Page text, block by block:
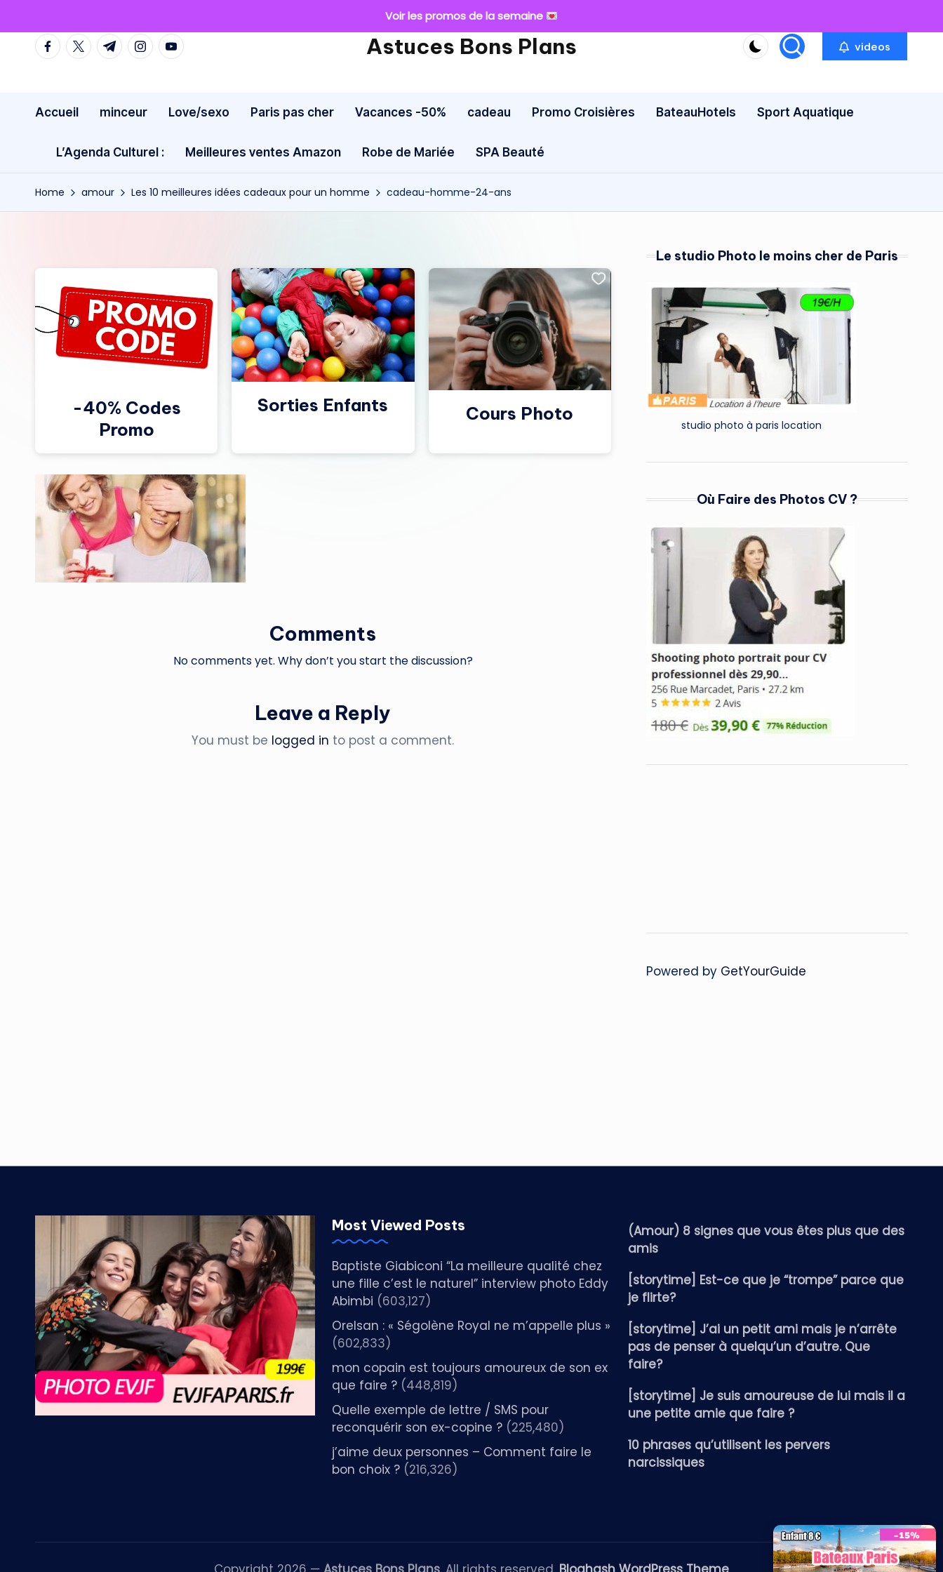
Skip
facebook.com
twitter.com
t.me instagram.com
youtube.com Astuces Bons Plans videos
Accueil minceur Love/sexo Paris pas cher Vacances -50% cadeau Promo Croisières BateauHotels Sport Aquatique
L’Agenda Culturel : Meilleures ventes Amazon Robe de Mariée SPA Beauté
Home amour Les 10 meilleures idées cadeaux pour un homme cadeau-homme-24-ans
-40% Codes
Promo
Sorties Enfants Cours Photo
Comments
No comments yet. Why don’t you start the discussion?
Leave a Reply
You must be logged in to post a comment.
Le studio Photo le moins cher de Paris
studio photo à paris location
Où Faire des Photos CV ?
Powered by GetYourGuide
Most Viewed Posts
Baptiste Giabiconi “La meilleure qualité chez
une fille c’est le naturel” interview photo Eddy
Abimbi (603,127)
Orelsan : « Ségolène Royal ne m’appelle plus »
(602,833)
mon copain est toujours amoureux de son ex
que faire ? (448,819)
Quelle exemple de lettre / SMS pour
reconquérir son ex-copine ? (225,480)
j’aime deux personnes – Comment faire le
bon choix ? (216,326)
(Amour) 8 signes que vous êtes plus que des
amis
[storytime] Est-ce que je “trompe” parce que
je flirte?
[storytime] J’ai un petit ami mais je n’arrête
pas de penser à quelqu’un d’autre. Que
faire?
[storytime] Je suis amoureuse de lui mais il a
une petite amie que faire ?
10 phrases qu’utilisent les pervers
narcissiques
Voir les promos de la semaine